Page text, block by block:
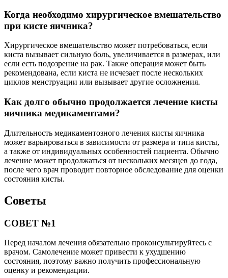
Когда необходимо хирургическое вмешательство
при кисте яичника?
Хирургическое вмешательство может потребоваться, если
киста вызывает сильную боль, увеличивается в размерах, или
если есть подозрение на рак. Также операция может быть
рекомендована, если киста не исчезает после нескольких
циклов менструации или вызывает другие осложнения.
Как долго обычно продолжается лечение кисты
яичника медикаментами?
Длительность медикаментозного лечения кисты яичника
может варьироваться в зависимости от размера и типа кисты,
а также от индивидуальных особенностей пациента. Обычно
лечение может продолжаться от нескольких месяцев до года,
после чего врач проводит повторное обследование для оценки
состояния кисты.
Советы
СОВЕТ №1
Перед началом лечения обязательно проконсультируйтесь с
врачом. Самолечение может привести к ухудшению
состояния, поэтому важно получить профессиональную
оценку и рекомендации.